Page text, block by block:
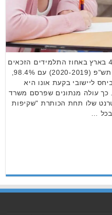
גבעת שמואל מדורגת במקום ה-4 בארץ באחוז התלמידים הזכאים
בתעודת בגרות בשנת הלימודים תש"פ (2020-2019) עם 98.4%,
הארצי הוא 73.4%. ביחס ליישובי בקעת אונו היא
כך עולה מנתונים שפרסם משרד
באתר האינטרנט שלו תחת הכותרת "שקיפות
…